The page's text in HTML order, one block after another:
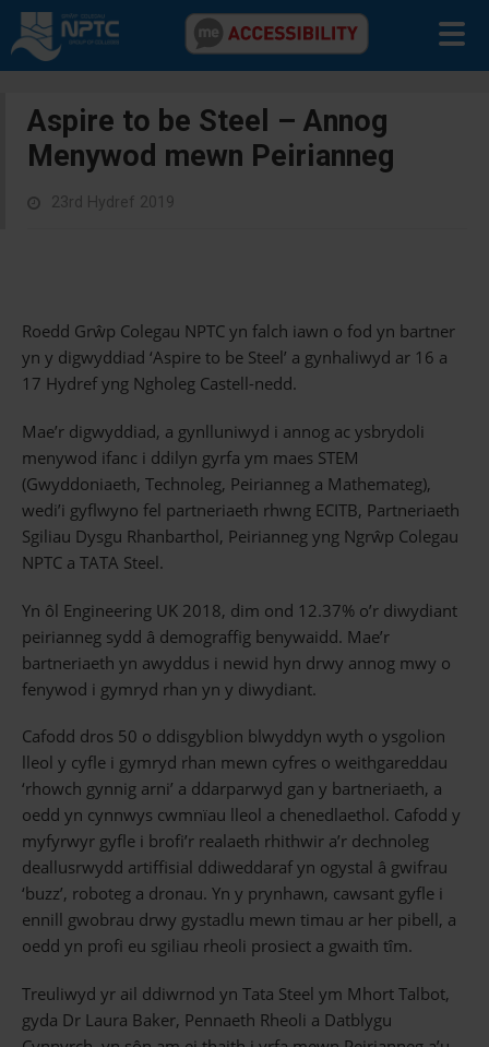
Aspire to be Steel – Annog
Menywod mewn Peirianneg
23rd Hydref 2019
Roedd Grŵp Colegau NPTC yn falch iawn o fod yn bartner
yn y digwyddiad ‘Aspire to be Steel’ a gynhaliwyd ar 16 a
17 Hydref yng Ngholeg Castell-nedd.
Mae’r digwyddiad, a gynlluniwyd i annog ac ysbrydoli
menywod ifanc i ddilyn gyrfa ym maes STEM
(Gwyddoniaeth, Technoleg, Peirianneg a Mathemateg),
wedi’i gyflwyno fel partneriaeth rhwng ECITB, Partneriaeth
Sgiliau Dysgu Rhanbarthol, Peirianneg yng Ngrŵp Colegau
NPTC a TATA Steel.
Yn ôl Engineering UK 2018, dim ond 12.37% o’r diwydiant
peirianneg sydd â demograffig benywaidd. Mae’r
bartneriaeth yn awyddus i newid hyn drwy annog mwy o
fenywod i gymryd rhan yn y diwydiant.
Cafodd dros 50 o ddisgyblion blwyddyn wyth o ysgolion
lleol y cyfle i gymryd rhan mewn cyfres o weithgareddau
‘rhowch gynnig arni’ a ddarparwyd gan y bartneriaeth, a
oedd yn cynnwys cwmnïau lleol a chenedlaethol. Cafodd y
myfyrwyr gyfle i brofi’r realaeth rhithwir a’r dechnoleg
deallusrwydd artiffisial ddiweddaraf yn ogystal â gwifrau
‘buzz’, roboteg a dronau. Yn y prynhawn, cawsant gyfle i
ennill gwobrau drwy gystadlu mewn timau ar her pibell, a
oedd yn profi eu sgiliau rheoli prosiect a gwaith tîm.
Treuliwyd yr ail ddiwrnod yn Tata Steel ym Mhort Talbot,
gyda Dr Laura Baker, Pennaeth Rheoli a Datblygu